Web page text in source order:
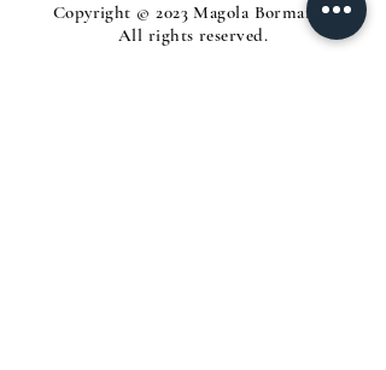
Copyright © 2023 Magola Borman®.
All rights reserved.